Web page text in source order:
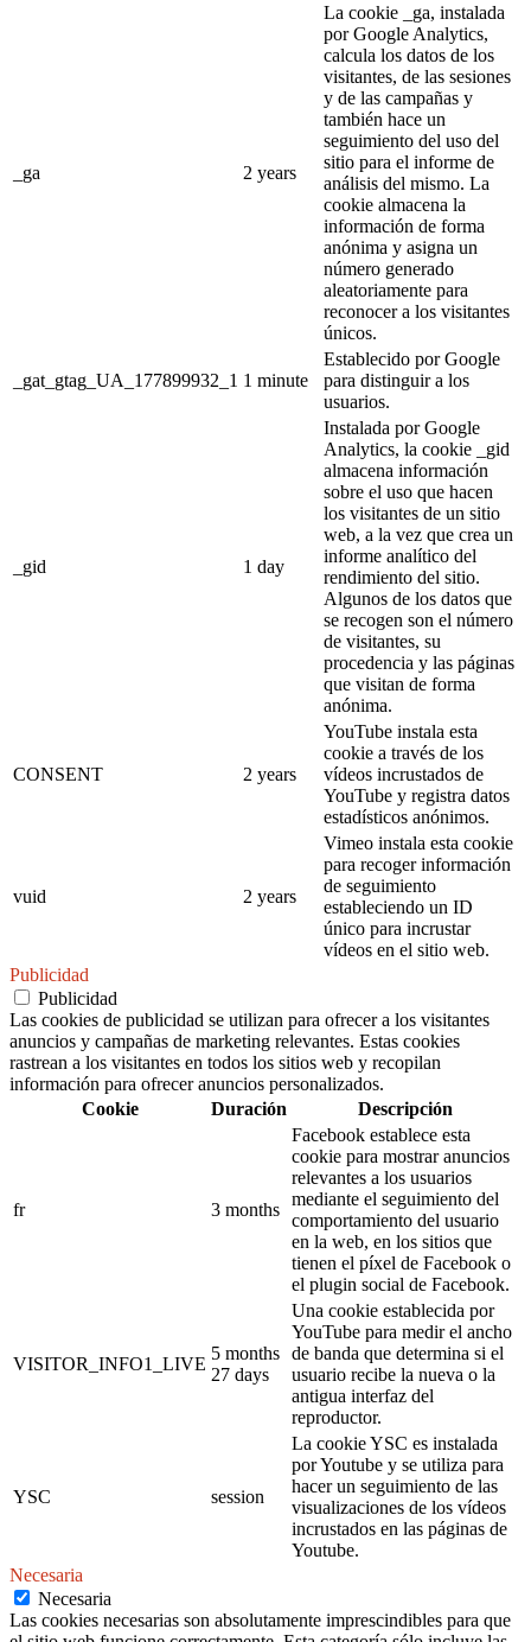
_ga 2 years
La cookie _ga, instalada
por Google Analytics,
calcula los datos de los
visitantes, de las sesiones
y de las campañas y
también hace un
seguimiento del uso del
sitio para el informe de
análisis del mismo. La
cookie almacena la
información de forma
anónima y asigna un
número generado
aleatoriamente para
reconocer a los visitantes
únicos.
_gat_gtag_UA_177899932_1 1 minute
Establecido por Google
para distinguir a los
usuarios.
_gid 1 day
Instalada por Google
Analytics, la cookie _gid
almacena información
sobre el uso que hacen
los visitantes de un sitio
web, a la vez que crea un
informe analítico del
rendimiento del sitio.
Algunos de los datos que
se recogen son el número
de visitantes, su
procedencia y las páginas
que visitan de forma
anónima.
CONSENT 2 years
YouTube instala esta
cookie a través de los
vídeos incrustados de
YouTube y registra datos
estadísticos anónimos.
vuid 2 years
Vimeo instala esta cookie
para recoger información
de seguimiento
estableciendo un ID
único para incrustar
vídeos en el sitio web.
Publicidad
Publicidad
Las cookies de publicidad se utilizan para ofrecer a los visitantes
anuncios y campañas de marketing relevantes. Estas cookies
rastrean a los visitantes en todos los sitios web y recopilan
información para ofrecer anuncios personalizados.
Cookie
Duración Descripción
fr 3 months
Facebook establece esta
cookie para mostrar anuncios
relevantes a los usuarios
mediante el seguimiento del
comportamiento del usuario
en la web, en los sitios que
tienen el píxel de Facebook o
el plugin social de Facebook.
VISITOR_INFO1_LIVE
5 months
27 days
Una cookie establecida por
YouTube para medir el ancho
de banda que determina si el
usuario recibe la nueva o la
antigua interfaz del
reproductor.
YSC session
La cookie YSC es instalada
por Youtube y se utiliza para
hacer un seguimiento de las
visualizaciones de los vídeos
incrustados en las páginas de
Youtube.
Necesaria
Necesaria
Las cookies necesarias son absolutamente imprescindibles para que